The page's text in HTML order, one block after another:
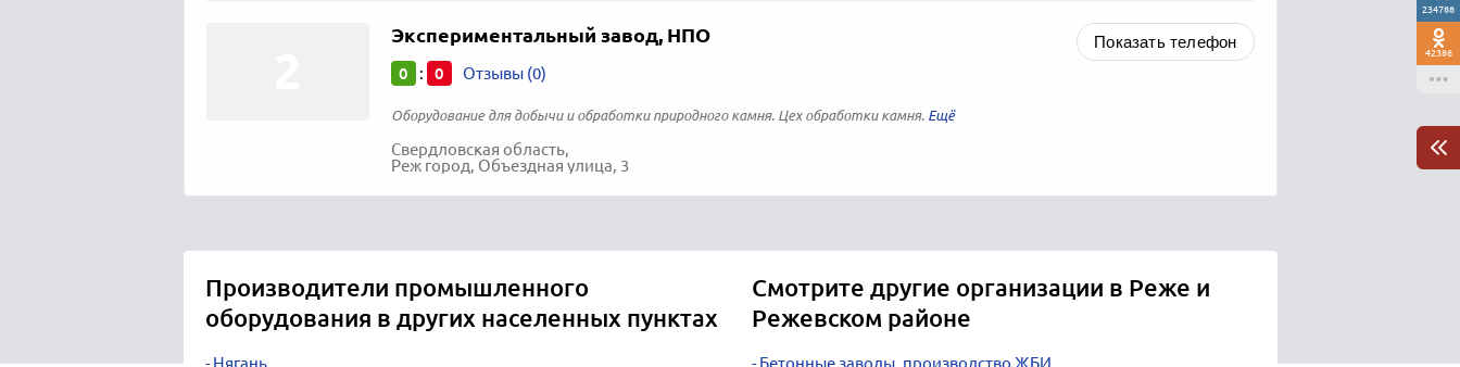
Экспериментальный завод, НПО
0 : 0 Отзывы (0)
Оборудование для добычи и обработки природного камня. Цех обработки камня.
Свердловская область,
Реж город, Объездная улица, 3
Показать телефон
Производители промышленного
оборудования в других населенных пунктах
Нягань
Смотрите другие организации в Реже и
Режевском районе
Бетонные заводы, производство ЖБИ
234788
42386